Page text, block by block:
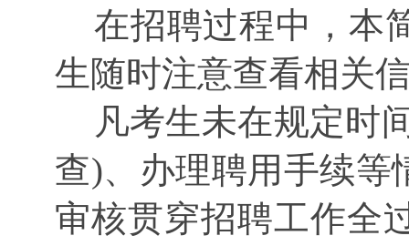
在招聘过程中，本
生随时注意查看相关
凡考生未在规定时
查)、办理聘用手续等
审核贯穿招聘工作全